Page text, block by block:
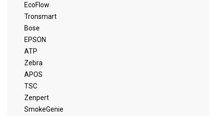
EcoFlow
Tronsmart
Bose
EPSON
ATP
Zebra
APOS
TSC
Zenpert
SmokeGenie